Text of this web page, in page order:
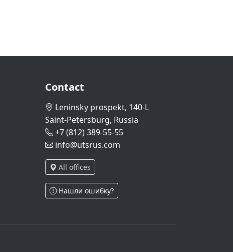
Contact
Leninsky prospekt, 140-L
Saint-Petersburg, Russia
+7 (812) 389-55-55
info@utsrus.com
All offices
Нашли ошибку?